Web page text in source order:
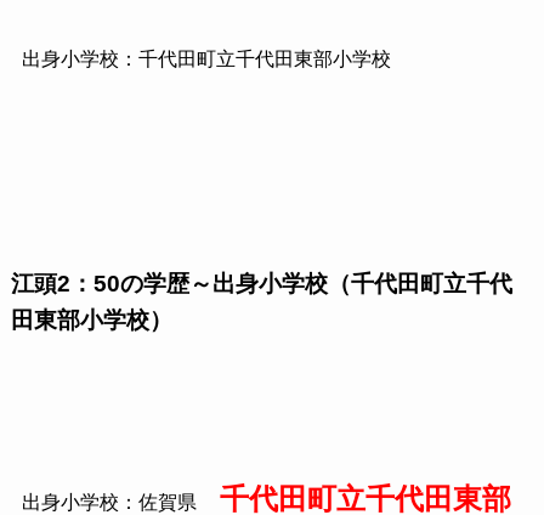
出身小学校：千代田町立千代田東部小学校
江頭2：50の学歴～出身小学校（千代田町立千代
田東部小学校）
出身小学校：佐賀県
千代田町立千代田東部